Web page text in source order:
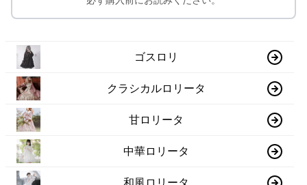
ゴスロリ
クラシカルロリータ
甘ロリータ
中華ロリータ
和風ロリータ